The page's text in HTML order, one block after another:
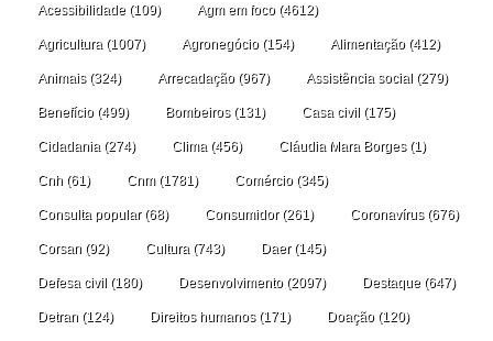
Acessibilidade (109) Agm em foco(4612)
Agricultura (1007) Agronegócio(154) Alimentação(412)
Animais(324) Arrecadação(967) Assistência social (279)
Benefício(499) Bombeiros(131) Casa civil (175)
Cidadania (274) Clima (456) Cláudia Mara Borges(1)
Cnh (61) Cnm(1781) Comércio(345)
Consulta popular(68) Consumidor(261) Coronavírus(676)
Corsan (92) Cultura (743) Daer(145)
Defesa civil (180) Desenvolvimento(2097) Destaque (647)
Detran (124) Direitos humanos(171) Doação(120)